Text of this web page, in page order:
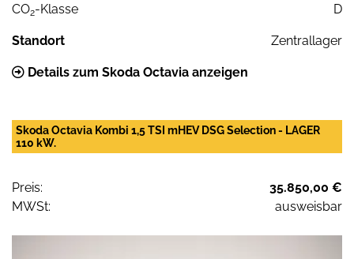
CO2-Klasse D
Standort Zentrallager
Details zum Skoda Octavia anzeigen
Skoda Octavia Kombi 1,5 TSI mHEV DSG Selection - LAGER
110 kW.
Preis:
35.850,00 €
MWSt:
ausweisbar